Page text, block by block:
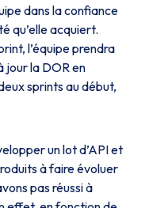
dans la confiance
qu’elle acquiert.
l’équipe prendra
jour la DOR en
sprints au début,
un lot d’API et
à faire évoluer
pas réussi à